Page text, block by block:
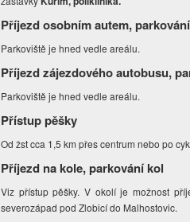
Příjezd osobním autem, parkování
Parkoviště je hned vedle areálu.
Příjezd zájezdového autobusu,
Parkoviště je hned vedle areálu.
Přístup pěšky
Od žst cca 1,5 km přes centrum nebo po
Příjezd na kole, parkování kol
Viz přístup pěšky. V okolí je možnost
severozápad pod Zlobicí do Malhostovic.